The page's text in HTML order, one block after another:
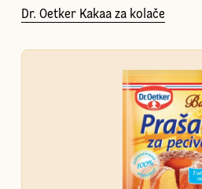
Dr. Oetker Kakaa za kolače